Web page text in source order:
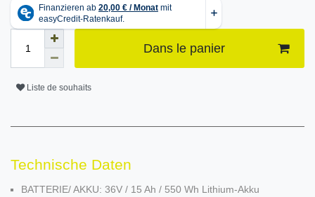
Dans le panier
Liste de souhaits
Technische Daten
BATTERIE/ AKKU: 36V / 15 Ah / 550 Wh Lithium-Akku